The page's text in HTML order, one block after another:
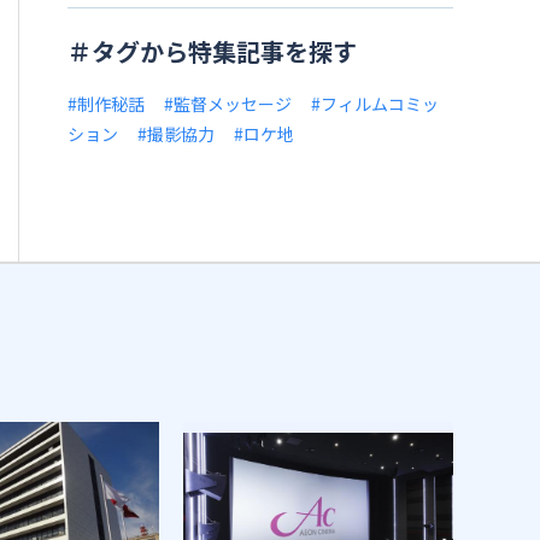
＃タグから特集記事を探す
#制作秘話 #監督メッセージ
#フィルムコミッ
ション
#撮影協力 #ロケ地